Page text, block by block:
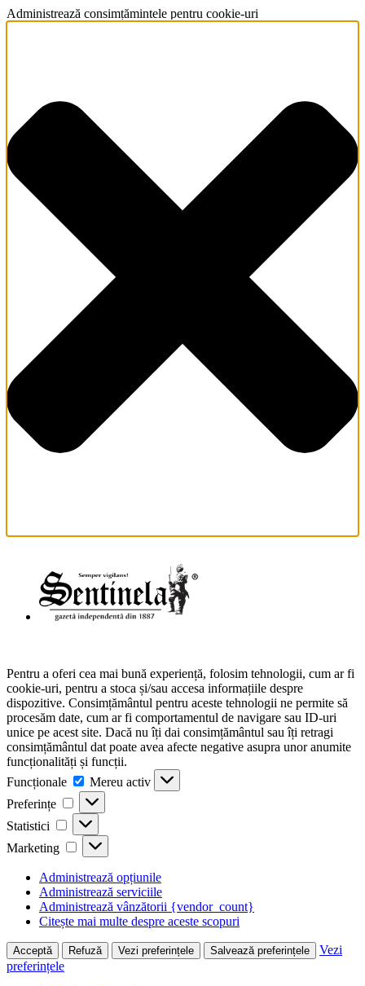
Administrează consimțămintele pentru cookie-uri
Pentru a oferi cea mai bună experiență, folosim tehnologii, cum ar fi
cookie-uri, pentru a stoca și/sau accesa informațiile despre
dispozitive. Consimțământul pentru aceste tehnologii ne permite să
procesăm date, cum ar fi comportamentul de navigare sau ID-uri
unice pe acest site. Dacă nu îți dai consimțământul sau îți retragi
consimțământul dat poate avea afecte negative asupra unor anumite
funcționalități și funcții.
Funcționale
Funcționale
Mereu activ
Preferințe
Preferințe
Statistici Statistici
Marketing Marketing
Administrează opțiunile
Administrează serviciile
Administrează vânzătorii {vendor_count}
Citește mai multe despre aceste scopuri
Acceptă Refuză Vezi preferințele Salvează preferințele
Vezi
preferințele